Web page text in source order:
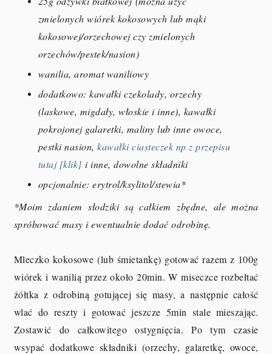
zmielonych wiórek kokosowych lub mąki
kokosowej/orzechowej czy zmielonych
orzechów/pestek/nasion)
wanilia, aromat waniliowy
dodatkowo: kawałki czekolady, orzechy
(laskowe, migdały, włoskie i inne), kawałki
pokrojonej galaretki, maliny lub inne owoce,
pestki nasion,kawałki ciasteczek np z przepisu
tutaj [klik] i inne, dowolne składniki
opcjonalnie: erytrol/ksylitol/stewia*
*Moim zdaniem słodziki są całkiem zbędne, ale można
spróbować masy i ewentualnie dodać odrobinę.
Mleczko kokosowe (lub śmietankę) gotować razem z 100g
wiórek i wanilią przez około 20min. W miseczce rozbełtać
żółtka z odrobiną gotującej się masy, a następnie całość
wlać do reszty i gotować jeszcze 5min stale mieszając.
Zostawić do całkowitego ostygnięcia. Po tym czasie
wsypać dodatkowe składniki (orzechy, galaretkę, owoce,